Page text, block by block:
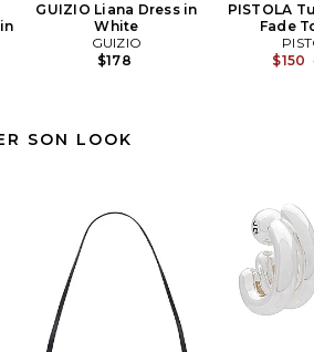
GUIZIO Liana Dress in
White
GUIZIO
$178
PISTOLA
Fade
$150
SON LOOK